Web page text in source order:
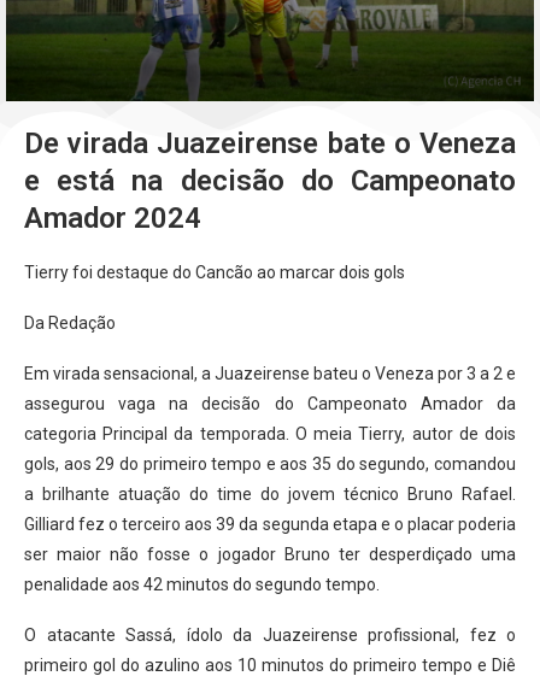
De virada Juazeirense bate o Veneza
e está na decisão do Campeonato
Amador 2024
Tierry foi destaque do Cancão ao marcar dois gols
Da Redação
Em virada sensacional, a Juazeirense bateu o Veneza por 3 a 2 e
assegurou vaga na decisão do Campeonato Amador da
categoria Principal da temporada. O meia Tierry, autor de dois
gols, aos 29 do primeiro tempo e aos 35 do segundo, comandou
a brilhante atuação do time do jovem técnico Bruno Rafael.
Gilliard fez o terceiro aos 39 da segunda etapa e o placar poderia
ser maior não fosse o jogador Bruno ter desperdiçado uma
penalidade aos 42 minutos do segundo tempo.
O atacante Sassá, ídolo da Juazeirense profissional, fez o
primeiro gol do azulino aos 10 minutos do primeiro tempo e Diê